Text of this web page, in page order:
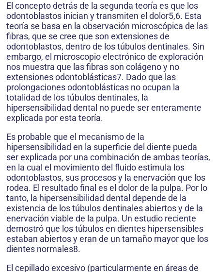
El concepto detrás de la segunda teoría es que los
odontoblastos inician y transmiten el dolor5,6. Esta
teoría se basa en la observación microscópica de las
fibras, que se cree que son extensiones de
odontoblastos, dentro de los túbulos dentinales. Sin
embargo, el microscopio electrónico de exploración
nos muestra que las fibras son colágeno y no
extensiones odontoblásticas7. Dado que las
prolongaciones odontoblásticas no ocupan la
totalidad de los túbulos dentinales, la
hipersensibilidad dental no puede ser enteramente
explicada por esta teoría.
Es probable que el mecanismo de la
hipersensibilidad en la superficie del diente pueda
ser explicada por una combinación de ambas teorías,
en la cual el movimiento del fluido estimula los
odontoblastos, sus procesos y la enervación que los
rodea. El resultado final es el dolor de la pulpa. Por lo
tanto, la hipersensibilidad dental depende de la
existencia de los túbulos dentinales abiertos y de la
enervación viable de la pulpa. Un estudio reciente
demostró que los túbulos en dientes hipersensibles
estaban abiertos y eran de un tamaño mayor que los
dientes normales8.
El cepillado excesivo (particularmente en áreas de